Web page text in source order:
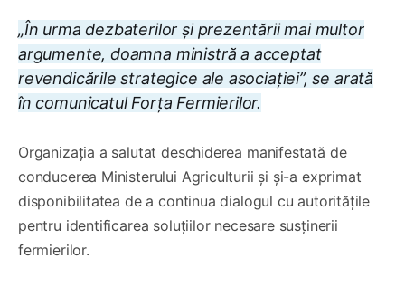
„În urma dezbaterilor și prezentării mai multor
argumente, doamna ministră a acceptat
revendicările strategice ale asociației”, se arată
în comunicatul Forța Fermierilor.
Organizația a salutat deschiderea manifestată de
conducerea Ministerului Agriculturii și și-a exprimat
disponibilitatea de a continua dialogul cu autoritățile
pentru identificarea soluțiilor necesare susținerii
fermierilor.